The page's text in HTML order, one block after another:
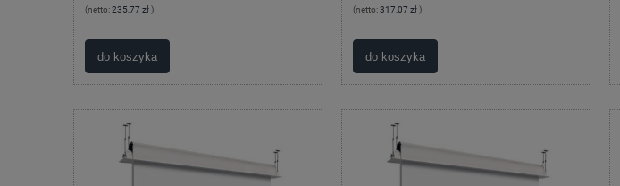
(netto:235,77 zł)
do koszyka
(netto:317,07 zł)
do koszyka